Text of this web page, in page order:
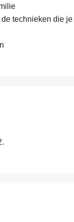
technieken die